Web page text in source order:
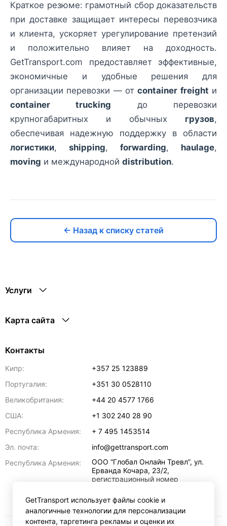
Краткое резюме: грамотный сбор доказательств
при доставке защищает интересы перевозчика
и клиента, ускоряет урегулирование претензий
и положительно влияет на доходность.
GetTransport.com предоставляет эффективные,
экономичные и удобные решения для
организации перевозки — отcontainer freight и
container trucking до перевозки
крупногабаритных и обычных грузов,
обеспечивая надежную поддержку в области
логистики, shipping, forwarding, haulage,
moving и международной distribution.
← Назад к списку статей
Услуги
Карта сайта
Контакты
Кипр:
+357 25 123889
Португалия:
+351 30 0528110
Великобритания:
+44 20 4577 1766
США:
+1 302 240 28 90
Республика Армения:
+ 7 495 1453514
Эл. почта:
info@gettransport.com
Республика Армения:
ООО “Глобал Онлайн Тревл”, ул.
Ерванда Кочара, 23/2,
регистрационный номер
Ереван
0070
GetTransport использует файлы cookie и
аналогичные технологии для персонализации
контента, таргетинга рекламы и оценки их